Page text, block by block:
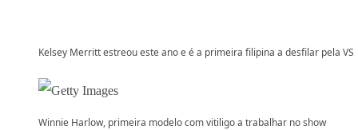
Kelsey Merritt estreou este ano e é a primeira filipina a desfilar pela VS
Winnie Harlow, primeira modelo com vitiligo a trabalhar no show